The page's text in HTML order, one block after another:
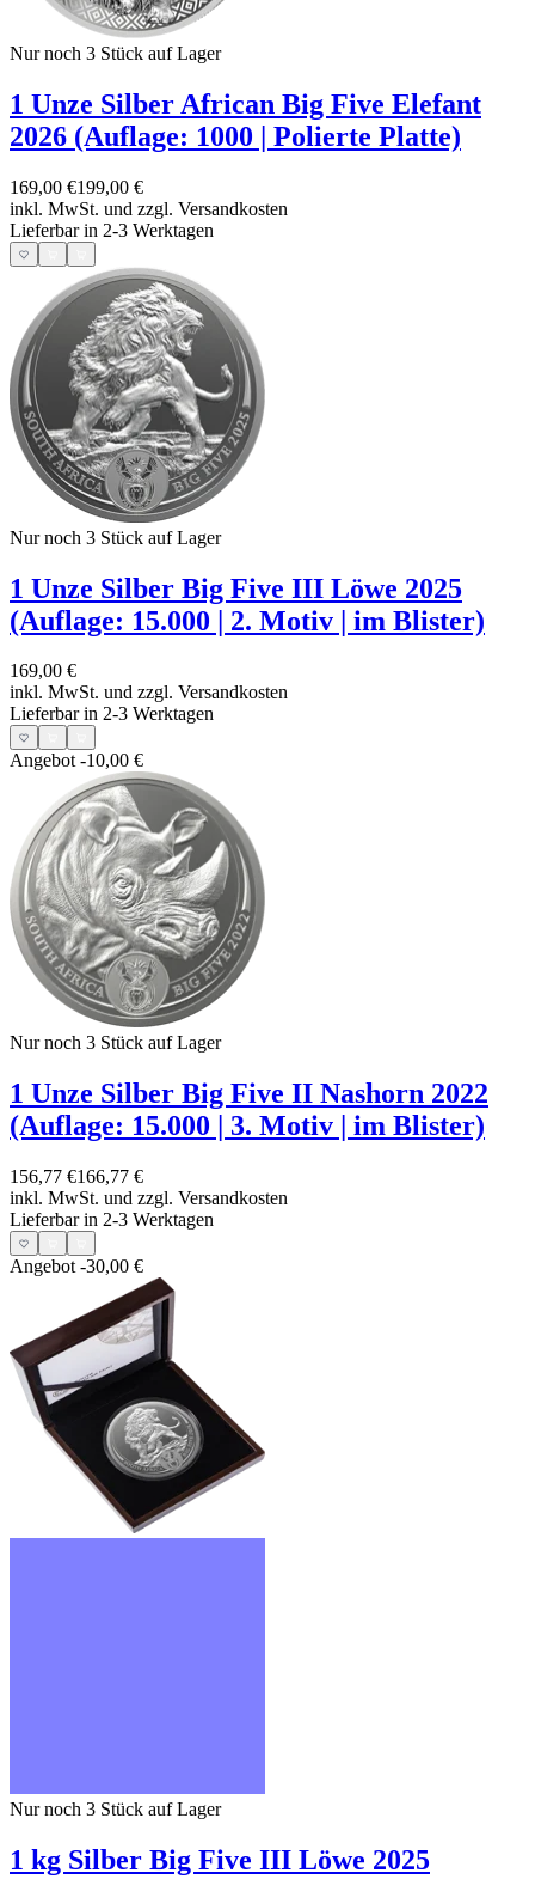
Nur noch 3 Stück auf Lager
1 Unze Silber African Big Five Elefant
2026 (Auflage: 1000 | Polierte Platte)
169,00 €199,00 €
inkl. MwSt. und zzgl. Versandkosten
Lieferbar in 2-3 Werktagen
Nur noch 3 Stück auf Lager
1 Unze Silber Big Five III Löwe 2025
(Auflage: 15.000 | 2. Motiv | im Blister)
169,00 €
inkl. MwSt. und zzgl. Versandkosten
Lieferbar in 2-3 Werktagen
Angebot-10,00 €
Nur noch 3 Stück auf Lager
1 Unze Silber Big Five II Nashorn 2022
(Auflage: 15.000 | 3. Motiv | im Blister)
156,77 €166,77 €
inkl. MwSt. und zzgl. Versandkosten
Lieferbar in 2-3 Werktagen
Angebot -30,00 €
Nur noch 3 Stück auf Lager
1 kg Silber Big Five III Löwe 2025